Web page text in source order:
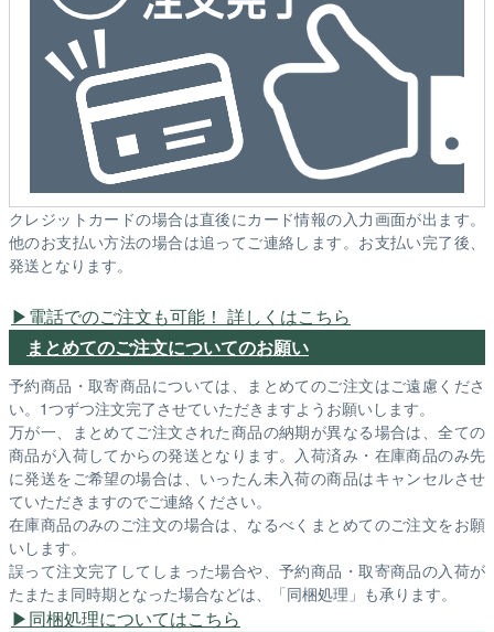
クレジットカードの場合は直後にカード情報の入力画面が出ます。
他のお支払い方法の場合は追ってご連絡します。お支払い完了後、
発送となります。
電話でのご注文も可能！ 詳しくはこちら
まとめてのご注文についてのお願い
予約商品・取寄商品については、まとめてのご注文はご遠慮くださ
い。1つずつ注文完了させていただきますようお願いします。
万が一、まとめてご注文された商品の納期が異なる場合は、全ての
商品が入荷してからの発送となります。入荷済み・在庫商品のみ先
に発送をご希望の場合は、いったん未入荷の商品はキャンセルさせ
ていただきますのでご連絡ください。
在庫商品のみのご注文の場合は、なるべくまとめてのご注文をお願
いします。
誤って注文完了してしまった場合や、予約商品・取寄商品の入荷が
たまたま同時期となった場合などは、「同梱処理」も承ります。
同梱処理についてはこちら